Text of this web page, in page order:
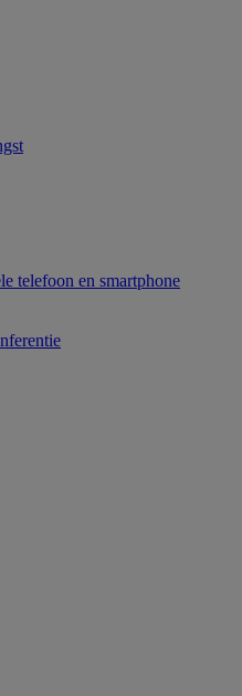
telefoon en smartphone